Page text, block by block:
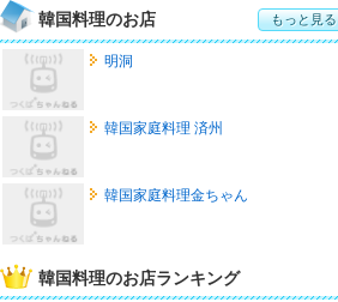
韓国料理のお店 もっと見る
明洞
韓国家庭料理 済州
韓国家庭料理金ちゃん
韓国料理のお店ランキング